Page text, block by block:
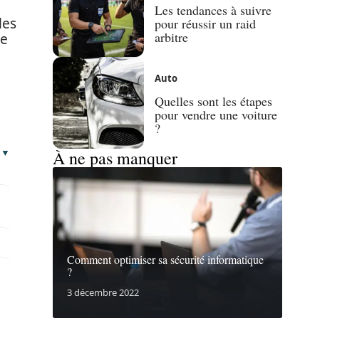
Les tendances à suivre
pour réussir un raid
arbitre
Auto
Quelles sont les étapes
pour vendre une voiture
?
À ne pas manquer
Comment optimiser sa sécurité informatique
?
3 décembre 2022